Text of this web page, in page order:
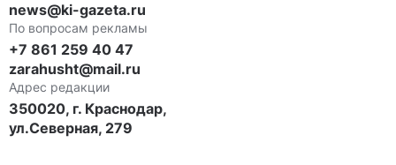
news@ki-gazeta.ru
По вопросам рекламы
+7 861 259 40 47
zarahusht@mail.ru
Адрес редакции
350020, г. Краснодар,
ул.Северная, 279